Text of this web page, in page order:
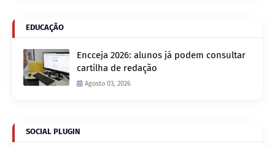
EDUCAÇÃO
Encceja 2026: alunos já podem consultar
cartilha de redação
Agosto 03, 2026
SOCIAL PLUGIN